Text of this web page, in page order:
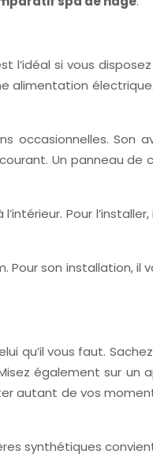
si vous
alimentation
occasionnelles. Son
Un panneau de
Pour
son installation, il
vous faut.
également sur un
autant de vos
synthétiques